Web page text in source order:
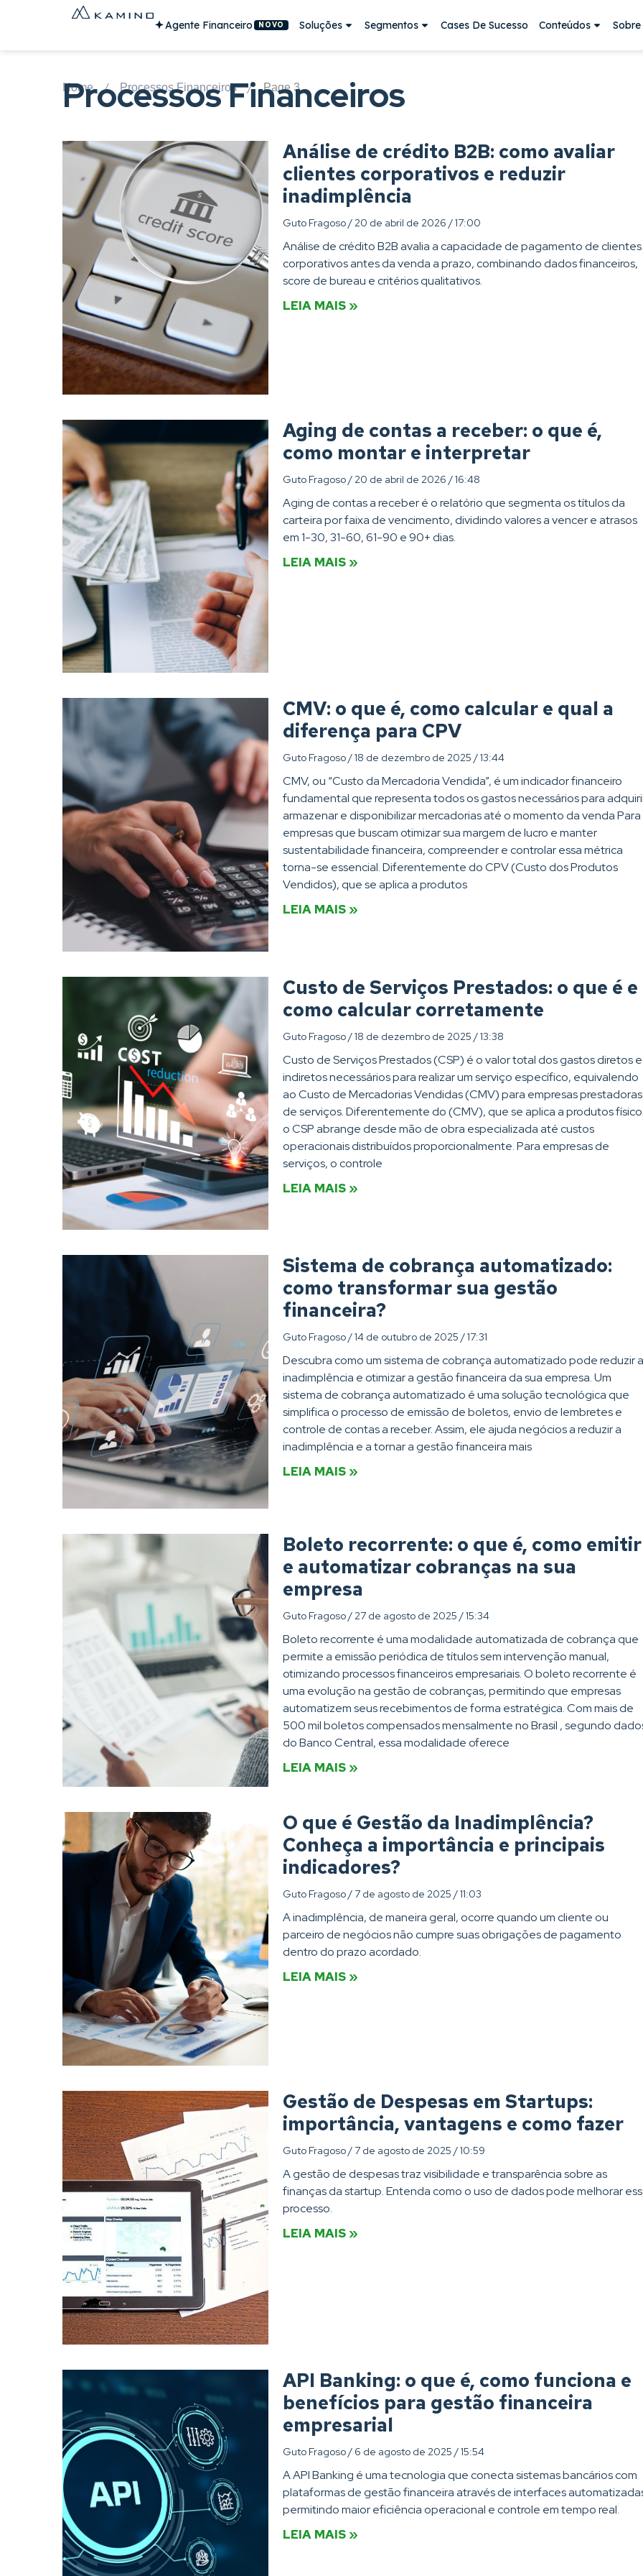
Agente Financeiro NOVO Soluções Segmentos Cases De Sucesso Conteúdos
Home / Processos Financeiros / Page 3
Processos Financeiros
Análise de crédito B2B: como avaliar
clientes corporativos e reduzir
inadimplência
Guto Fragoso 20 de abril de 2026 17:00
Análise de crédito B2B avalia a capacidade de pagamento de clientes
corporativos antes da venda a prazo, combinando dados financeiros,
score de bureau e critérios qualitativos.
LEIA MAIS »
Aging de contas a receber: o que é,
como montar e interpretar
Guto Fragoso 20 de abril de 2026 16:48
Aging de contas a receber é o relatório que segmenta os títulos da
carteira por faixa de vencimento, dividindo valores a vencer e atrasos
em 1-30, 31-60, 61-90 e 90+ dias.
LEIA MAIS »
CMV: o que é, como calcular e qual a
diferença para CPV
Guto Fragoso 18 de dezembro de 2025 13:44
CMV, ou “Custo da Mercadoria Vendida”, é um indicador financeiro
fundamental que representa todos os gastos necessários para
armazenar e disponibilizar mercadorias até o momento da venda Para
empresas que buscam otimizar sua margem de lucro e manter
sustentabilidade financeira, compreender e controlar essa métrica
torna-se essencial. Diferentemente do CPV (Custo dos Produtos
Vendidos), que se aplica a produtos
LEIA MAIS »
Custo de Serviços Prestados: o que é e
como calcular corretamente
Guto Fragoso 18 de dezembro de 2025 13:38
Custo de Serviços Prestados (CSP) é o valor total dos gastos diretos e
indiretos necessários para realizar um serviço específico, equivalendo
ao Custo de Mercadorias Vendidas (CMV) para empresas prestadoras
de serviços. Diferentemente do (CMV), que se aplica a produtos
o CSP abrange desde mão de obra especializada até custos
operacionais distribuídos proporcionalmente. Para empresas de
serviços, o controle
LEIA MAIS »
Sistema de cobrança automatizado:
como transformar sua gestão
financeira?
Guto Fragoso 14 de outubro de 2025 17:31
Descubra como um sistema de cobrança automatizado pode reduzir a
inadimplência e otimizar a gestão financeira da sua empresa. Um
sistema de cobrança automatizado é uma solução tecnológica que
simplifica o processo de emissão de boletos, envio de lembretes e
controle de contas a receber. Assim, ele ajuda negócios a reduzir a
inadimplência e a tornar a gestão financeira mais
LEIA MAIS »
Boleto recorrente: o que é, como emitir
e automatizar cobranças na sua
empresa
Guto Fragoso 27 de agosto de 2025 15:34
Boleto recorrente é uma modalidade automatizada de cobrança que
permite a emissão periódica de títulos sem intervenção manual,
otimizando processos financeiros empresariais. O boleto recorrente é
uma evolução na gestão de cobranças, permitindo que empresas
automatizem seus recebimentos de forma estratégica. Com mais de
500 mil boletos compensados mensalmente no Brasil , segundo
do Banco Central, essa modalidade oferece
LEIA MAIS »
O que é Gestão da Inadimplência?
Conheça a importância e principais
indicadores?
Guto Fragoso 7 de agosto de 2025 11:03
A inadimplência, de maneira geral, ocorre quando um cliente ou
parceiro de negócios não cumpre suas obrigações de pagamento
dentro do prazo acordado.
LEIA MAIS »
Gestão de Despesas em Startups:
importância, vantagens e como fazer
Guto Fragoso 7 de agosto de 2025 10:59
A gestão de despesas traz visibilidade e transparência sobre as
finanças da startup. Entenda como o uso de dados pode melhorar
processo.
LEIA MAIS »
API Banking: o que é, como funciona e
benefícios para gestão financeira
empresarial
Guto Fragoso 6 de agosto de 2025 15:54
A API Banking é uma tecnologia que conecta sistemas bancários com
plataformas de gestão financeira através de interfaces
permitindo maior eficiência operacional e controle em tempo real.
LEIA MAIS »